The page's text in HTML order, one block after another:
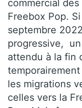
commercial
Freebox Pop.
septembre
progressive,
attendu à la fin
les migrations
celles vers la